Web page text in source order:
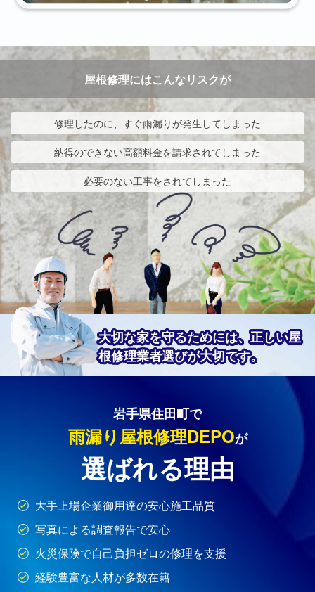
屋根修理にはこんなリスクが
修理したのに、すぐ雨漏りが発生してしまった
納得のできない高額料金を請求されてしまった
必要のない工事をされてしまった
大切な家を守るためには、正しい屋
根修理業者選びが大切です。
岩手県住田町で
雨漏り屋根修理DEPOが
選ばれる理由
大手上場企業御用達の安心施工品質
写真による調査報告で安心
火災保険で自己負担ゼロの修理を支援
経験豊富な人材が多数在籍